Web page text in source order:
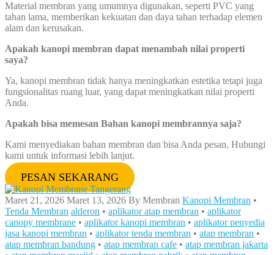
Material membran yang umumnya digunakan, seperti PVC yang
tahan lama, memberikan kekuatan dan daya tahan terhadap elemen
alam dan kerusakan.
Apakah kanopi membran dapat menambah nilai properti
saya?
Ya, kanopi membran tidak hanya meningkatkan estetika tetapi juga
fungsionalitas ruang luar, yang dapat meningkatkan nilai properti
Anda.
Apakah bisa memesan Bahan kanopi membrannya saja?
Kami menyediakan bahan membran dan bisa Anda pesan, Hubungi
kami untuk informasi lebih lanjut.
PESAN SEKARANG
Maret 21, 2026 Maret 13, 2026 By Membran Kanopi Membran •
Tenda Membran alderon • aplikator atap membran • aplikator
canopy membrane • aplikator kanopi membran • aplikator penyedia
jasa kanopi membran • aplikator tenda membran • atap membran •
atap membran bandung • atap membran cafe • atap membran jakarta